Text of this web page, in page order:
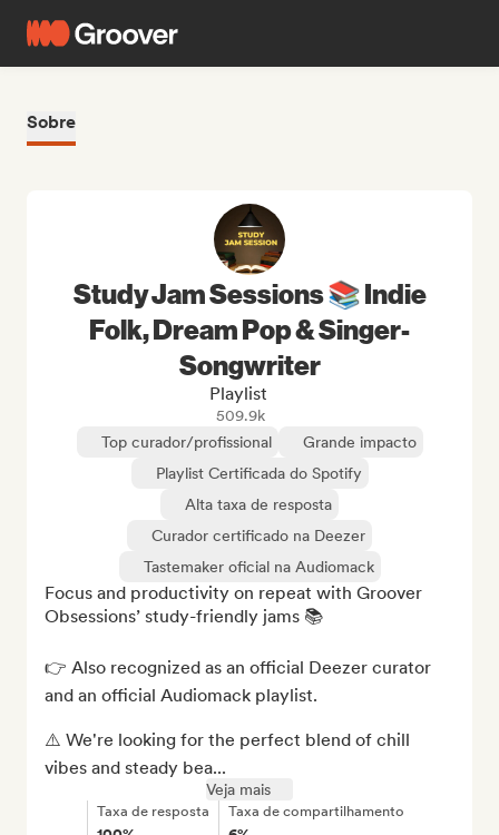
Sobre
Study Jam Sessions 📚 Indie
Folk, Dream Pop & Singer-
Songwriter
Playlist
509.9k
Top curador/profissional
Grande impacto
Playlist Certificada do Spotify
Alta taxa de resposta
Curador certificado na Deezer
Tastemaker oficial na Audiomack
Focus and productivity on repeat with Groover
Obsessions’ study-friendly jams 📚
👉 Also recognized as an official Deezer curator
and an official Audiomack playlist.
⚠️ We're looking for the perfect blend of chill
vibes and steady bea...
Veja mais
Taxa de resposta Taxa de compartilhamento